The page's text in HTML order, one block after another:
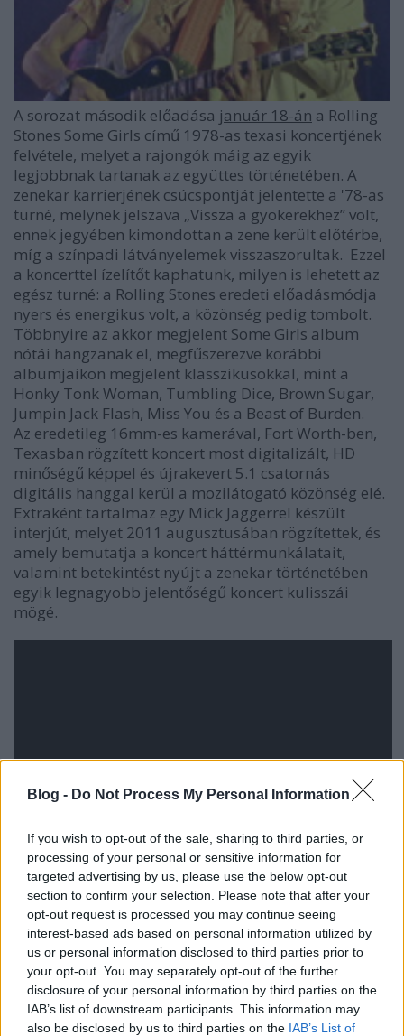
Blog - Do Not Process My Personal Information
If you wish to opt-out of the sale, sharing to third parties, or
processing of your personal or sensitive information for
targeted advertising by us, please use the below opt-out
section to confirm your selection. Please note that after your
opt-out request is processed you may continue seeing
interest-based ads based on personal information utilized by
us or personal information disclosed to third parties prior to
your opt-out. You may separately opt-out of the further
disclosure of your personal information by third parties on the
IAB’s list of downstream participants. This information may
also be disclosed by us to third parties on the IAB’s List of
A sorozat második előadása január 18-án a Rolling
Stones Some Girls című 1978-as texasi koncertjének
felvétele, melyet a rajongók máig az egyik
legjobbnak tartanak az együttes történetében. A
zenekar karrierjének csúcspontját jelentette a '78-as
turné, melynek jelszava „Vissza a gyökerekhez” volt,
ennek jegyében kimondottan a zene került előtérbe,
míg a színpadi látványelemek visszaszorultak. Ezzel
a koncerttel ízelítőt kaphatunk, milyen is lehetett az
egész turné: a Rolling Stones eredeti előadásmódja
nyers és energikus volt, a közönség pedig tombolt.
Többnyire az akkor megjelent Some Girls album
nótái hangzanak el, megfűszerezve korábbi
albumjaikon megjelent klasszikusokkal, mint a
Honky TonkWoman, Tumbling Dice, Brown Sugar,
Jumpin Jack Flash, Miss You és a Beast of Burden.
Az eredetileg 16mm-es kamerával, Fort Worth-ben,
Texasban rögzített koncert most digitalizált, HD
minőségű képpel és újrakevert 5.1 csatornás
digitális hanggal kerül a mozilátogató közönség elé.
Extraként tartalmaz egy Mick Jaggerrel készült
interjút, melyet 2011 augusztusában rögzítettek, és
amely bemutatja a koncert háttérmunkálatait,
valamint betekintést nyújt a zenekar történetében
egyik legnagyobb jelentőségű koncert kulisszái
mögé.
TheDoors:LiveattheHollywoodBowl'68
színes amerikai koncertfilm, 2012, 91 perc